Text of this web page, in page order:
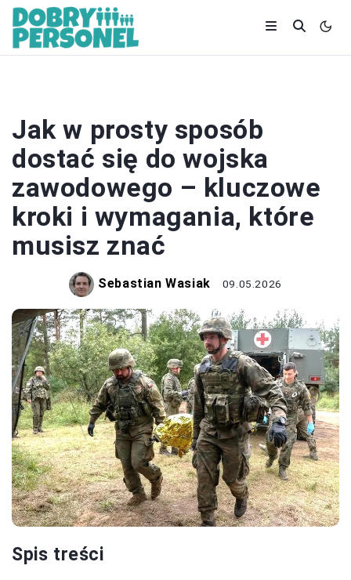
Jak w prosty sposób
dostać się do wojska
zawodowego – kluczowe
kroki i wymagania, które
musisz znać
Sebastian Wasiak 09.05.2026
Spis treści